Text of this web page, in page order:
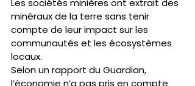
minéraux de la terre sans tenir
compte de leur impact sur les
communautés et les écosystèmes
locaux.
Selon un rapport du Guardian,
l’économie n’a pas pris en compte